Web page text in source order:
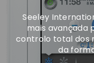
Seeley
mais avançada
controlo total dos
da